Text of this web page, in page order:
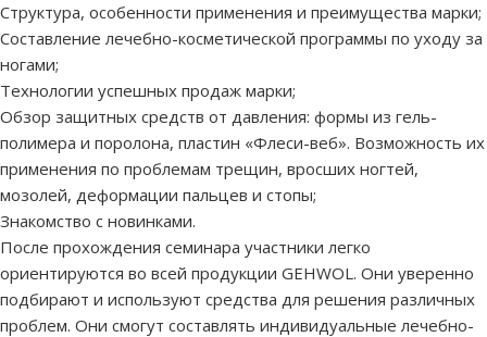
Структура, особенности применения и преимущества марки;
Составление лечебно-косметической программы по уходу за
ногами;
Технологии успешных продаж марки;
Обзор защитных средств от давления: формы из гель-
полимера и поролона, пластин «Флеси-веб». Возможность их
применения по проблемам трещин, вросших ногтей,
мозолей, деформации пальцев и стопы;
Знакомство с новинками.
После прохождения семинара участники легко
ориентируются во всей продукции GEHWOL. Они уверенно
подбирают и используют средства для решения различных
проблем. Они смогут составлять индивидуальные лечебно-